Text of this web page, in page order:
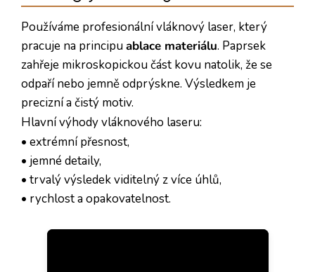
Používáme profesionální vláknový laser, který
pracuje na principuablace materiálu. Paprsek
zahřeje mikroskopickou část kovu natolik, že se
odpaří nebo jemně odprýskne. Výsledkem je
precizní a čistý motiv.
Hlavní výhody vláknového laseru:
• extrémní přesnost,
• jemné detaily,
• trvalý výsledek viditelný z více úhlů,
• rychlost a opakovatelnost.